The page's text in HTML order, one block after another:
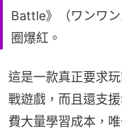
Battle》（ワンワ
圈爆紅。
這是一款真正要求
戰遊戲，而且還支
費大量學習成本，